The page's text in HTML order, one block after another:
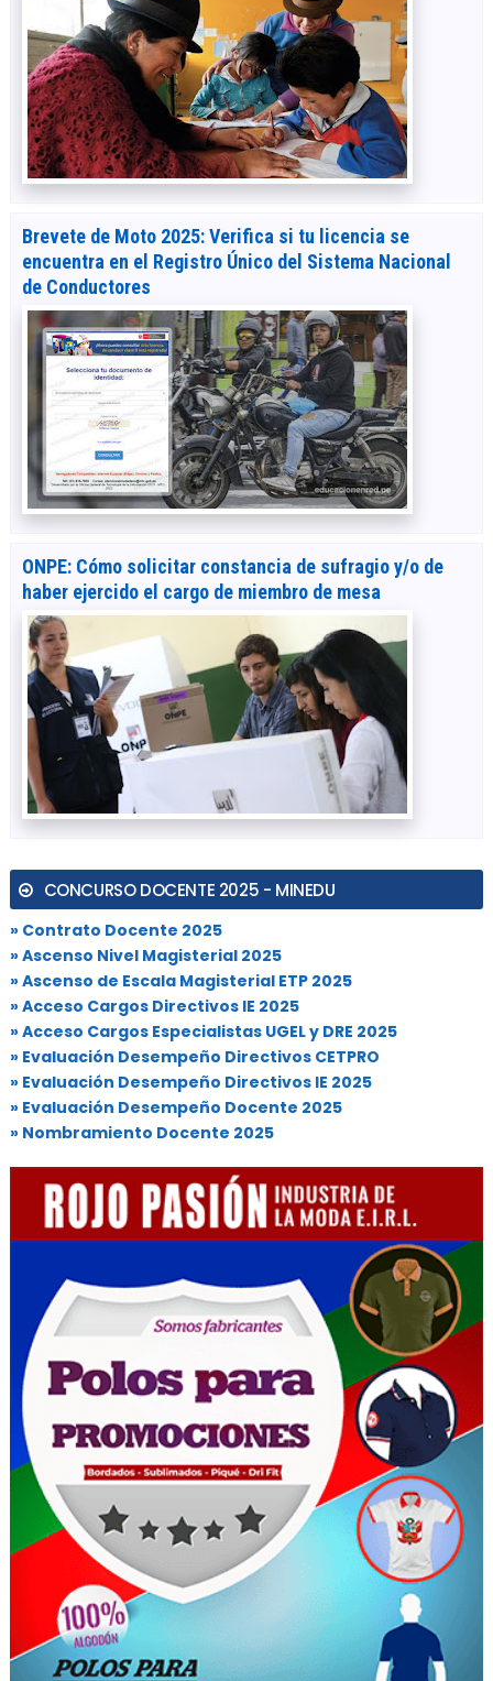
Brevete de Moto 2025: Verifica si tu licencia se
encuentra en el Registro Único del Sistema Nacional
de Conductores
ONPE: Cómo solicitar constancia de sufragio y/o de
haber ejercido el cargo de miembro de mesa
CONCURSO DOCENTE 2025 - MINEDU
» Contrato Docente 2025
» Ascenso Nivel Magisterial 2025
» Ascenso de Escala Magisterial ETP 2025
» Acceso Cargos Directivos IE 2025
» Acceso Cargos Especialistas UGEL y DRE 2025
» Evaluación Desempeño Directivos CETPRO
» Evaluación Desempeño Directivos IE 2025
» Evaluación Desempeño Docente 2025
» Nombramiento Docente 2025